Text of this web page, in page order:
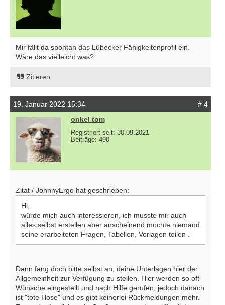
Mir fällt da spontan das Lübecker Fähigkeitenprofil ein.
Wäre das vielleicht was?
Zitieren
19. Januar 2022 15:34
# 4
onkel tom
Registriert seit: 30.09.2021
Beiträge: 490
Zitat / JohnnyErgo hat geschrieben:
Hi,
würde mich auch interessieren, ich musste mir auch
alles selbst erstellen aber anscheinend möchte niemand
seine erarbeiteten Fragen, Tabellen, Vorlagen teilen .
Dann fang doch bitte selbst an, deine Unterlagen hier der
Allgemeinheit zur Verfügung zu stellen. Hier werden so oft
Wünsche eingestellt und nach Hilfe gerufen, jedoch danach
ist "tote Hose" und es gibt keinerlei Rückmeldungen mehr.